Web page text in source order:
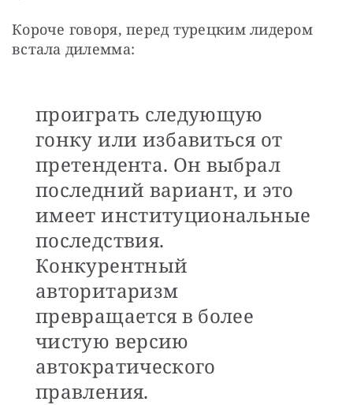
Короче говоря, перед турецким лидером
встала дилемма:
проиграть следующую
гонку или избавиться от
претендента. Он выбрал
последний вариант, и это
имеет институциональные
последствия.
Конкурентный
авторитаризм
превращается в более
чистую версию
автократического
правления.